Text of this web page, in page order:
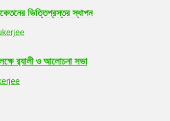
ভিত্তিপ্রস্তর স্থাপন
র‌্যালী ও আলোচনা সভা